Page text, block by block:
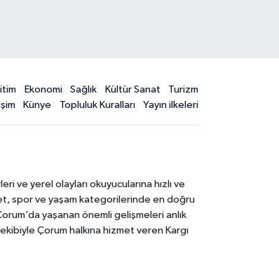
Ekonomi Sağlık Kültür Sanat
Turizm
Künye Topluluk Kuralları Yayın ilkeleri
ve yerel olayları okuyucularına hızlı ve
spor ve yaşam kategorilerinde en doğru
yaşanan önemli gelişmeleri anlık
Çorum halkına hizmet veren Kargı